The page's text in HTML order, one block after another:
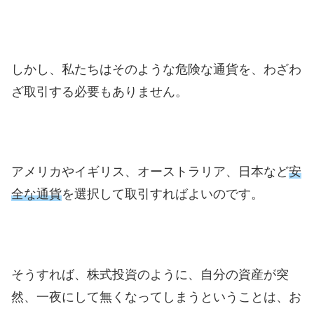
しかし、私たちはそのような危険な通貨を、わざわ
ざ取引する必要もありません。
アメリカやイギリス、オーストラリア、日本など安
全な通貨を選択して取引すればよいのです。
そうすれば、株式投資のように、自分の資産が突
然、一夜にして無くなってしまうということは、お